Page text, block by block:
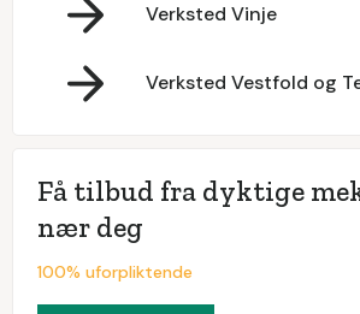
Verksted Vinje
Verksted Vestfold og
Få tilbud fra dyktige
nær deg
100% uforpliktende